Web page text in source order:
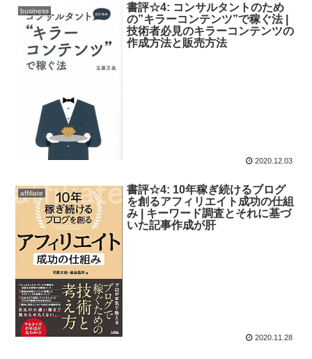
business
書評☆4: コンサルタントのため
の”キラーコンテンツ”で稼ぐ法 |
技術者必見のキラーコンテンツの
作成方法と販売方法
2020.12.03
affiliate
書評☆4: 10年稼ぎ続けるブログ
を創るアフィリエイト成功の仕組
み | キーワード調査とそれに基づ
いた記事作成が肝
2020.11.28